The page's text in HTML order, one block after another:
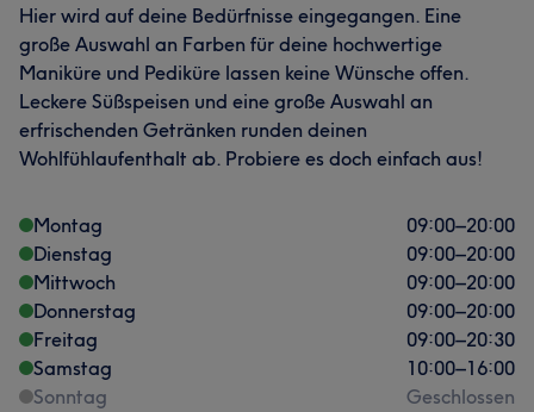
Hier wird auf deine Bedürfnisse eingegangen. Eine
große Auswahl an Farben für deine hochwertige
Maniküre und Pediküre lassen keine Wünsche offen.
Leckere Süßspeisen und eine große Auswahl an
erfrischenden Getränken runden deinen
Wohlfühlaufenthalt ab. Probiere es doch einfach aus!
Montag 09:00–20:00
Dienstag
09:00–20:00
Mittwoch
09:00–20:00
Donnerstag
09:00–20:00
Freitag
09:00–20:30
Samstag
10:00–16:00
Sonntag
Geschlossen